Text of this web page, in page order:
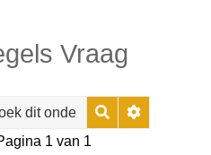
Vraag
ZoekUitgebreid
1 van 1